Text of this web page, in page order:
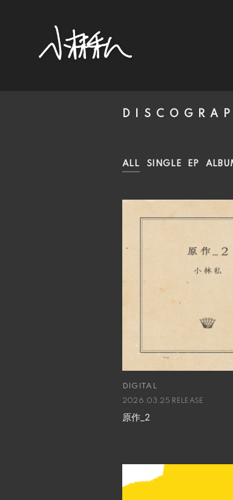
ALL SINGLE EP
DIGITAL
2026.03.25 RELEASE
原作_2